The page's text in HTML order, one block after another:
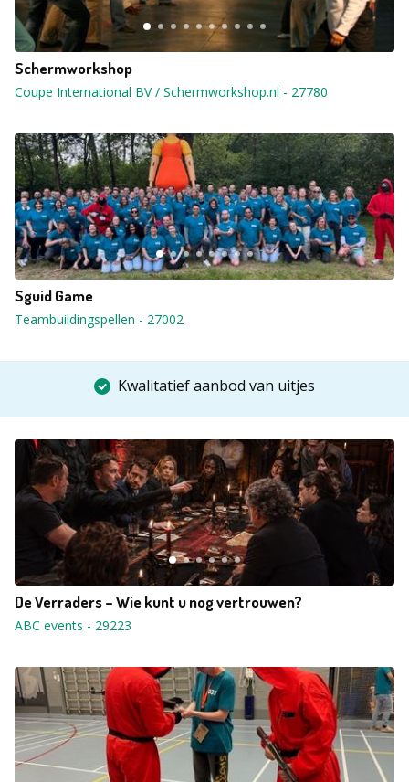
Schermworkshop
Coupe International BV / Schermworkshop.nl - 27780
Sguid Game
Teambuildingspellen - 27002
Kwalitatief aanbod van uitjes
De Verraders – Wie kunt u nog vertrouwen?
ABC events - 29223